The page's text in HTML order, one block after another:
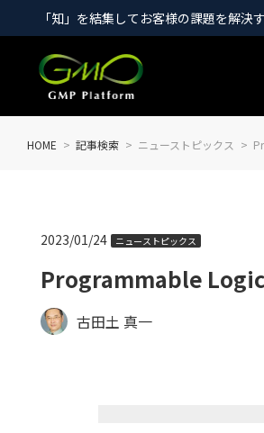
「知」を結集してお客様の課題を解決
HOME 記事検索 ニューストピックス
Programmable Logic
2023/01/24 ニューストピックス
古田土 真一